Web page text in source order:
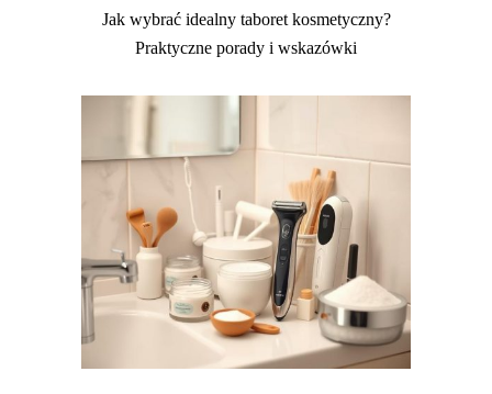
Jak wybrać idealny taboret kosmetyczny?
Praktyczne porady i wskazówki